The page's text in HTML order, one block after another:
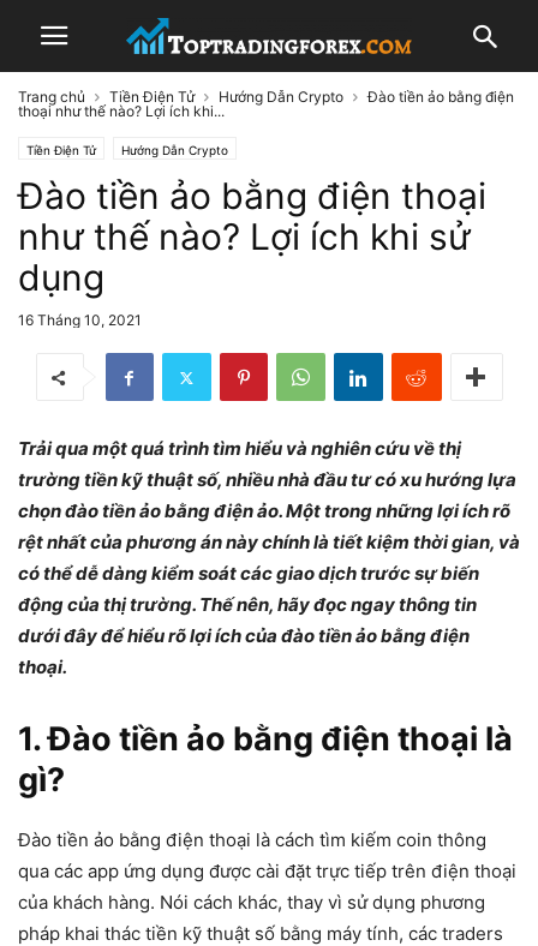
Trang chủ Tiền Điện Tử Hướng Dẫn Crypto
Đào tiền ảo bằng điện
thoại như thế nào? Lợi ích khi...
Tiền Điện Tử Hướng Dẫn Crypto
Đào tiền ảo bằng điện thoại
như thế nào? Lợi ích khi sử
dụng
16 Tháng 10, 2021
Trải qua một quá trình tìm hiểu và nghiên cứu về thị
trường tiền kỹ thuật số, nhiều nhà đầu tư có xu hướng lựa
chọn đào tiền ảo bằng điện ảo. Một trong những lợi ích rõ
rệt nhất của phương án này chính là tiết kiệm thời gian, và
có thể dễ dàng kiểm soát các giao dịch trước sự biến
động của thị trường. Thế nên, hãy đọc ngay thông tin
dưới đây để hiểu rõ lợi ích của đào tiền ảo bằng điện
thoại.
1. Đào tiền ảo bằng điện thoại là
gì?
Đào tiền ảo bằng điện thoại là cách tìm kiếm coin thông
qua các app ứng dụng được cài đặt trực tiếp trên điện thoại
của khách hàng. Nói cách khác, thay vì sử dụng phương
pháp khai thác tiền kỹ thuật số bằng máy tính, các traders